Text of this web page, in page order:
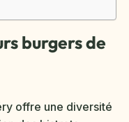
burgers de
offre une diversité